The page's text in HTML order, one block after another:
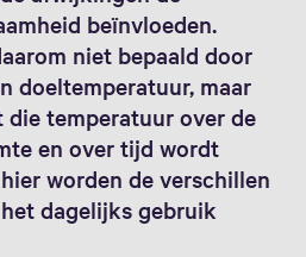
beïnvloeden.
niet bepaald door
doeltemperatuur, maar
temperatuur over de
en over tijd wordt
worden de verschillen
dagelijks gebruik